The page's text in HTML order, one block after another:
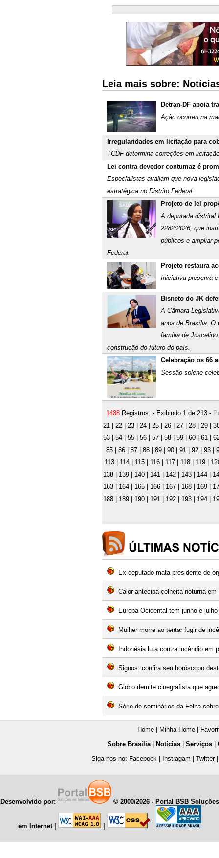
Leia mais sobre:
Detran-DF apoia
Ação ocorreu na
Irregularidades em licitação para
TCDF determina correções em
Lei contra devedor contumaz é
Especialistas avaliam que nova
estratégica no Distrito Federal.
Projeto de lei
A deputada distrital
2282/2026, que
públicos e ampliar
Federal.
Projeto restaura
Iniciativa preserva
Bisneto do JK
A Câmara
anos de Brasília. O
família de
construção do futuro do país.
Celebração os 66
Sessão solene
1488 Registros: - Exibindo 1 de 213 -
21 | 22| 23| 24| 25| 26| 27| 28| 29|
53| 54| 55| 56| 57| 58| 59| 60| 61 |
85 | 86 | 87 | 88 | 89 | 90 | 91 | 92 | 93 |
113 | 114 | 115 | 116 | 117 | 118 | 119 |
138| 139| 140| 141 | 142| 143| 144|
163| 164| 165| 166| 167| 168| 169|
188 | 189 | 190 | 191 | 192 | 193 | 194 |
Ex-deputado mata presidente de
Calor antecipa colheita noturna
Europa Ocidental tem junho e
Mulher morre ao tentar fugir de
Indonésia luta contra incêndio em
Signos: confira seu horóscopo
Globo demite cinegrafista que
Série de seminários da Folha
Home | Minha Home |
Sobre Brasília | Notícias | Serviços |
Siga-nos no: Facebook | Instragam | Twitter
Desenvolvido por: © 2000/2026 - Portal BSB Soluções
em Internet | | |